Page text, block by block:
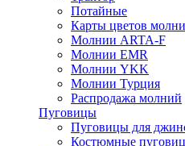
Потайные
Карты цветов
Молнии ARTA-F
Молнии EMR
Молнии YKK
Молнии Турция
Распродажа молний
Пуговицы
Пуговицы для
Костюмные